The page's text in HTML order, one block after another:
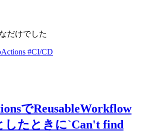
だけでした
#CI/CD
でReusableWorkflow
したときに`Can't find